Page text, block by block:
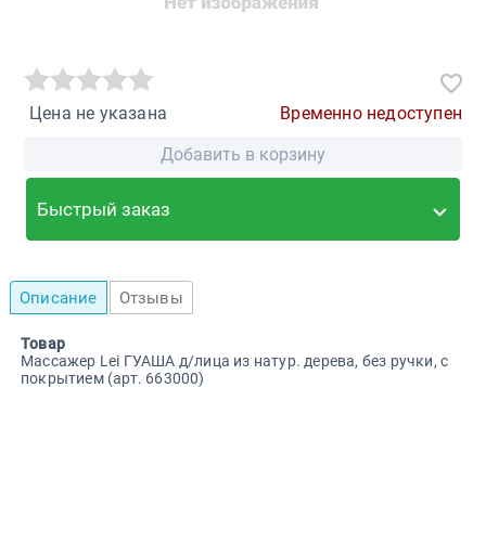
Цена не указана
Временно недоступен
Добавить в корзину
Быстрый заказ
Описание Отзывы
Товар
Массажер Lei ГУАША д/лица из натур. дерева, без ручки, с
покрытием (арт. 663000)